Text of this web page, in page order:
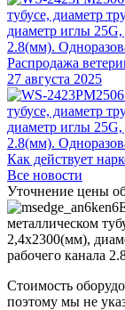
Распродажа
27 августа 2025
Как действует
Все новости
Уточнение цены
металлическом
2,4х2300(мм),
рабочего канала
Стоимость
поэтому мы не